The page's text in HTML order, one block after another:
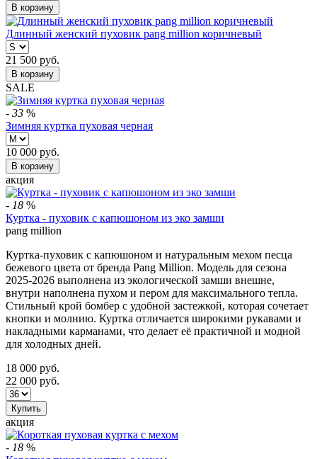
В корзину
Длинный женский пуховик pang million коричневый
21 500 руб.
В корзину
SALE
- 33 %
Зимняя куртка пуховая черная
10 000 руб.
В корзину
акция
- 18 %
Куртка - пуховик с капюшоном из эко замши
pang million
Куртка-пуховик с капюшоном и натуральным мехом песца
бежевого цвета от бренда Pang Million. Модель для сезона
2025-2026 выполнена из экологической замши внешне,
внутри наполнена пухом и пером для максимального тепла.
Стильный крой бомбер с удобной застежкой, которая сочетает
кнопки и молнию. Куртка отличается широкими рукавами и
накладными карманами, что делает её практичной и модной
для холодных дней.
18 000 руб.
22 000 руб.
Купить
акция
- 18 %